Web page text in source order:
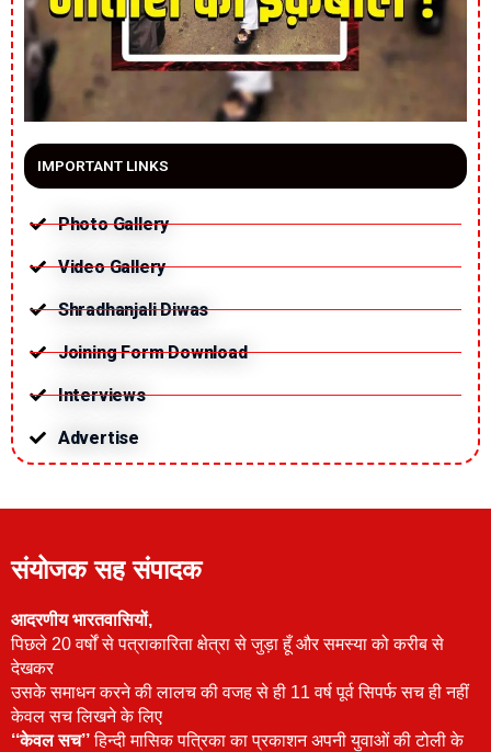
IMPORTANT LINKS
Photo Gallery
Video Gallery
Shradhanjali Diwas
Joining Form Download
Interviews
Advertise
संयोजक सह संपादक
आदरणीय भारतवासियों,
पिछले 20 वर्षों से पत्राकारिता क्षेत्रा से जुड़ा हूँ और समस्या को करीब से
देखकर
उसके समाधन करने की लालच की वजह से ही 11 वर्ष पूर्व सिपर्फ सच ही नहीं
केवल सच लिखने के लिए
‘‘केवल सच’’हिन्दी मासिक पत्रिका का प्रकाशन अपनी युवाओं की टोली के